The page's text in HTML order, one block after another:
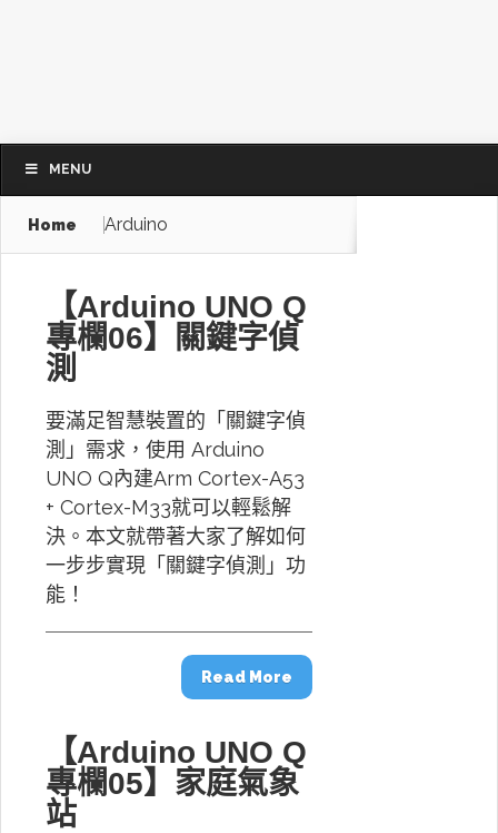
MENU
Home Arduino
【Arduino UNO Q
專欄06】關鍵字偵
測
要滿足智慧裝置的「關鍵字偵
測」需求，使用 Arduino
UNO Q內建Arm Cortex-A53
+ Cortex-M33就可以輕鬆解
決。本文就帶著大家了解如何
一步步實現「關鍵字偵測」功
能！
Read More
【Arduino UNO Q
專欄05】家庭氣象
站